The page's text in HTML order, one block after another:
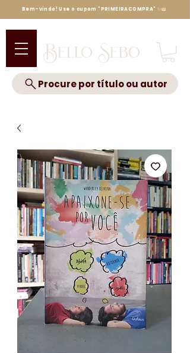
Bello Sebo
Procure por título ou autor
Bem-vindo! Use o cupom "PRIMEIRACOMPRA" ✨📖